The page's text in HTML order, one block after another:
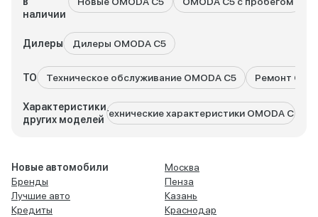
наличии
Дилеры Дилеры OMODA C5
ТО Техническое обслуживание OMODA C5 Ремонт
Характеристики
других моделей
Технические характеристики OMODA C7
Новые автомобили
Бренды
Лучшие авто
Кредиты
Москва
Пенза
Казань
Краснодар